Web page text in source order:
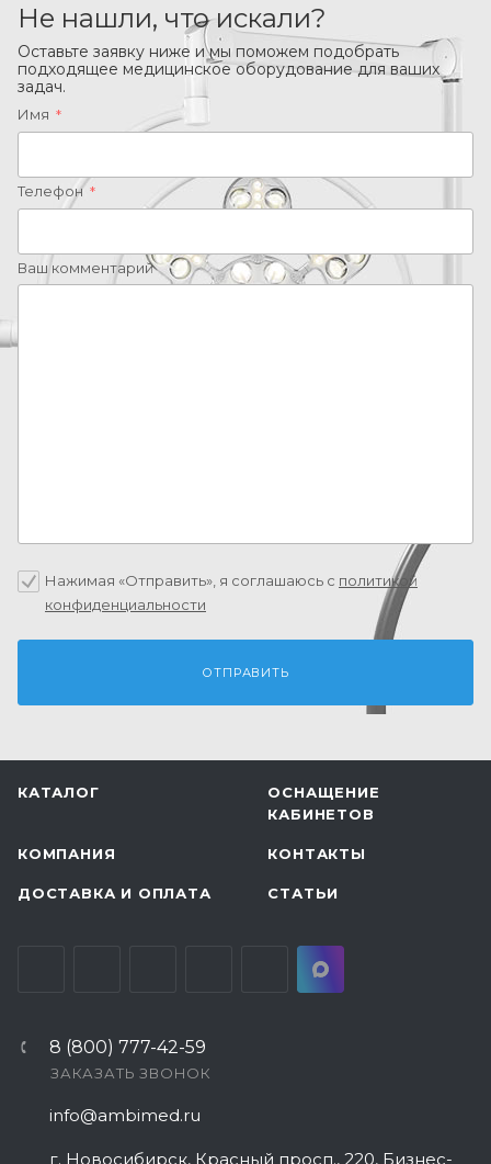
Не нашли, что искали?
Оставьте заявку ниже и мы поможем подобрать
подходящее медицинское оборудование для ваших
задач.
Имя *
Телефон *
Ваш комментарий
Нажимая «Отправить», я соглашаюсь c политикой
конфиденциальности
КАТАЛОГ
ОСНАЩЕНИЕ
КАБИНЕТОВ
КОМПАНИЯ КОНТАКТЫ
ДОСТАВКА И ОПЛАТА СТАТЬИ
8 (800) 777-42-59
ЗАКАЗАТЬ ЗВОНОК
info@ambimed.ru
г. Новосибирск, Красный просп., 220, Бизнес-